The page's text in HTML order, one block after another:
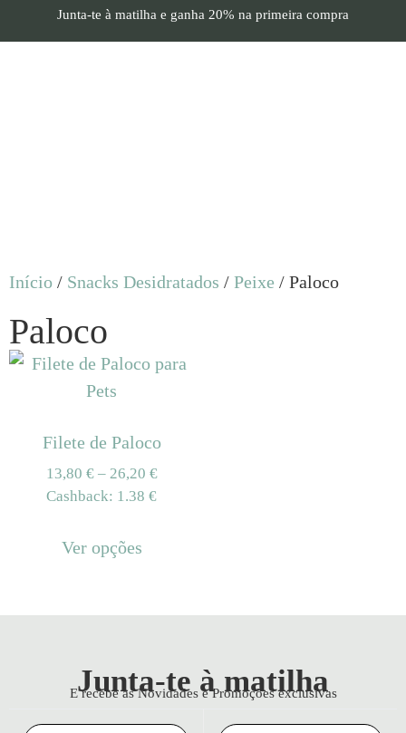
Junta-te à matilha e ganha 20% na primeira compra
Início / Snacks Desidratados / Peixe / Paloco
Paloco
Filete de Paloco
13,80 € – 26,20 €
Cashback: 1.38 €
Ver opções
Junta-te à matilha
E recebe as Novidades e Promoções exclusivas